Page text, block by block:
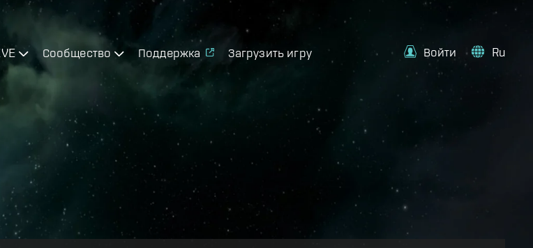
Сообщество Поддержка Загрузить игру Войти Ru